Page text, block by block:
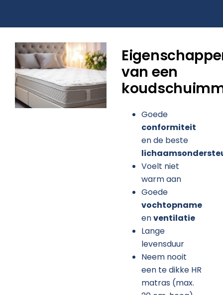
van een
Goede
conformiteit
en de beste
Voelt niet
warm aan
Goede
vochtopname
enventilatie
Lange
levensduur
Neem nooit
een te dikke HR
matras (max.